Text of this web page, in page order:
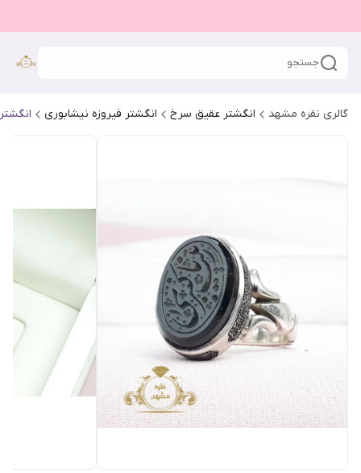
جستجو
گالری نقره مشهد انگشتر عقیق سرخ انگشتر فیروزه نیشابوری